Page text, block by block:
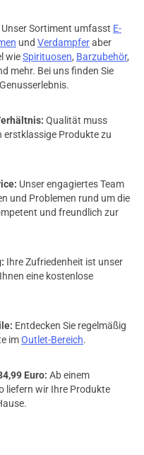
Unser Sortiment umfasst E-
und Verdampferaber
wieSpirituosen, Barzubehör,
mehr. Bei uns finden Sie
Qualität muss
erstklassige Produkte zu
Unser engagiertes Team
und Problemen rund um die
und freundlich zur
Ihre Zufriedenheit ist unser
eine kostenlose
Entdecken Sie regelmäßig
imOutlet-Bereich.
Euro: Ab einem
liefern wir Ihre Produkte